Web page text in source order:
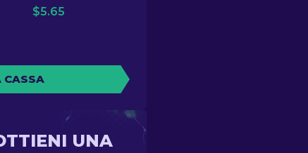
$5.65
CASSA
UNA